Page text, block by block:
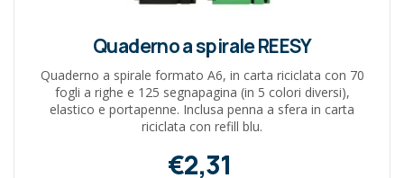
Quaderno a spirale REESY
Quaderno a spirale formato A6, in carta riciclata con 70
fogli a righe e 125 segnapagina (in 5 colori diversi),
elastico e portapenne. Inclusa penna a sfera in carta
riciclata con refill blu.
€2,31